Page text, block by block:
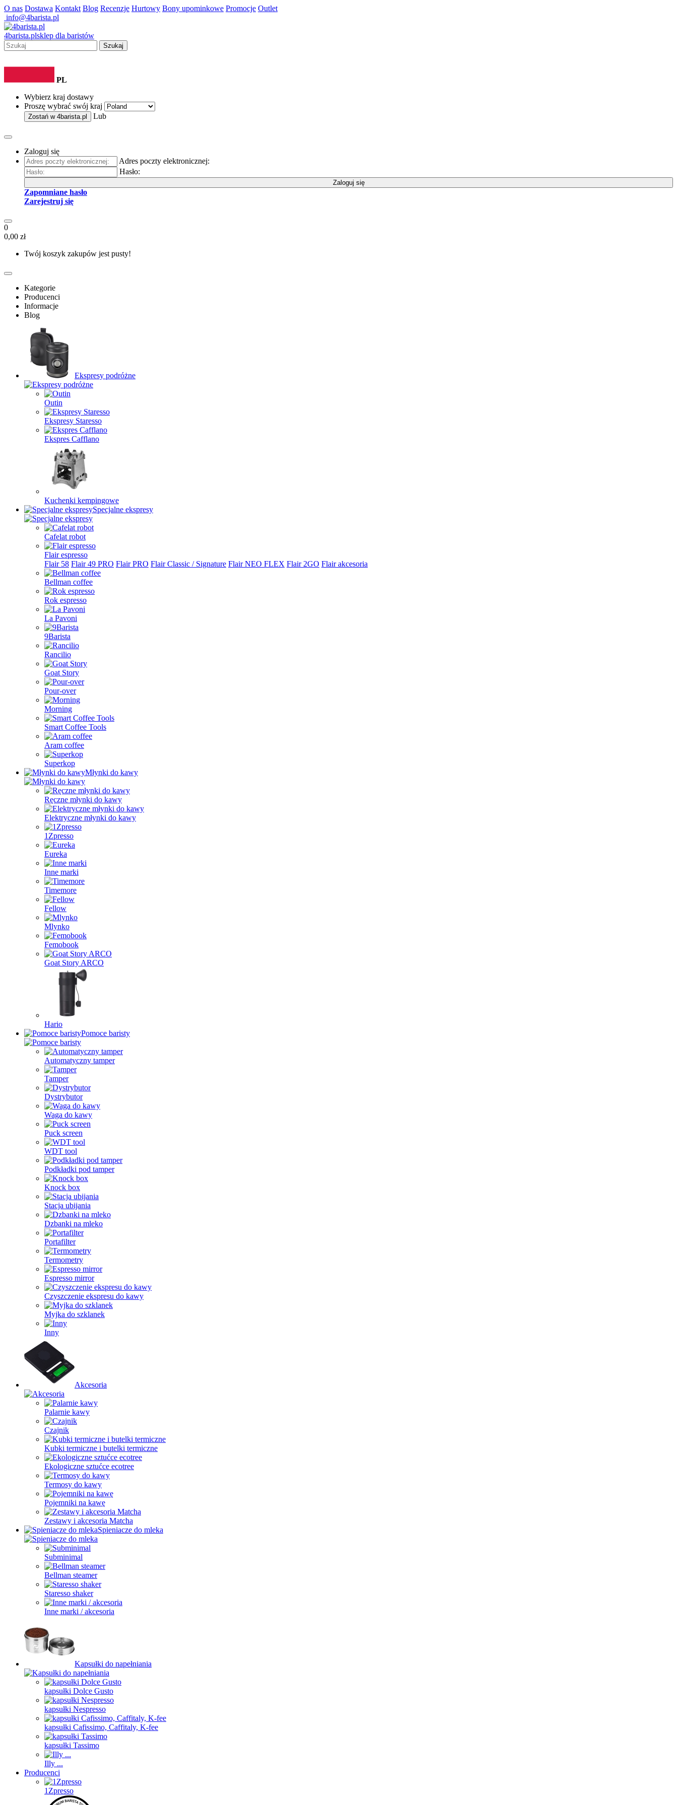
O nas Dostawa Kontakt Blog Recenzje Hurtowy Bony upominkowe Promocje Outlet
info@4barista.pl
4barista.plsklep dla baristów
Szukaj
PL
Wybierz kraj dostawy
Proszę wybrać swój kraj
Zostań w 4barista.pl Lub
Zaloguj się
Adres poczty elektronicznej:
Hasło:
Zaloguj się
Zapomniane hasło
Zarejestruj się
0
0,00 zł
Twój koszyk zakupów jest pusty!
Kategorie
Producenci
Informacje
Blog
Ekspresy podróżne
Outin
Ekspresy Staresso
Ekspres Cafflano
Kuchenki kempingowe
Specjalne ekspresy
Cafelat robot
Flair espresso
Flair 58 Flair 49 PRO Flair PRO Flair Classic / Signature Flair NEO FLEX Flair 2GO Flair akcesoria
Bellman coffee
Rok espresso
La Pavoni
9Barista
Rancilio
Goat Story
Pour-over
Morning
Smart Coffee Tools
Aram coffee
Superkop
Młynki do kawy
Ręczne młynki do kawy
Elektryczne młynki do kawy
1Zpresso
Eureka
Inne marki
Timemore
Fellow
Mlynko
Femobook
Goat Story ARCO
Hario
Pomoce baristy
Automatyczny tamper
Tamper
Dystrybutor
Waga do kawy
Puck screen
WDT tool
Podkładki pod tamper
Knock box
Stacja ubijania
Dzbanki na mleko
Portafilter
Termometry
Espresso mirror
Czyszczenie ekspresu do kawy
Myjka do szklanek
Inny
Akcesoria
Palarnie kawy
Czajnik
Kubki termiczne i butelki termiczne
Ekologiczne sztućce ecotree
Termosy do kawy
Pojemniki na kawę
Zestawy i akcesoria Matcha
Spieniacze do mleka
Subminimal
Bellman steamer
Staresso shaker
Inne marki / akcesoria
Kapsułki do napełniania
kapsułki Dolce Gusto
kapsułki Nespresso
kapsułki Cafissimo, Caffitaly, K-fee
kapsułki Tassimo
Illy ...
Producenci
1Zpresso